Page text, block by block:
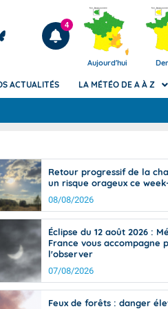
Articles
4
Aujourd'hui
de
Phénomènes dangereux
Avertissement pluies
des communes (Apic)
Bulletins Marine
Bulletins d'estimation du
d'avalanche
Météo des forêts
Vigicrues
ACTUALITÉS LA MÉTÉO DE A À Z
Retour progressif de la
un risque orageux ce
08/08/2026
Éclipse du 12 août 2026 :
France vous accompagne
l'observer
07/08/2026
Feux de forêts : danger